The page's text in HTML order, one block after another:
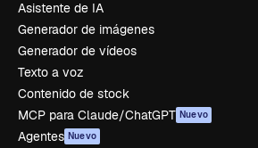
Asistente de IA
Generador de imágenes
Generador de vídeos
Texto a voz
Contenido de stock
MCP para Claude/ChatGPT Nuevo
Agentes Nuevo